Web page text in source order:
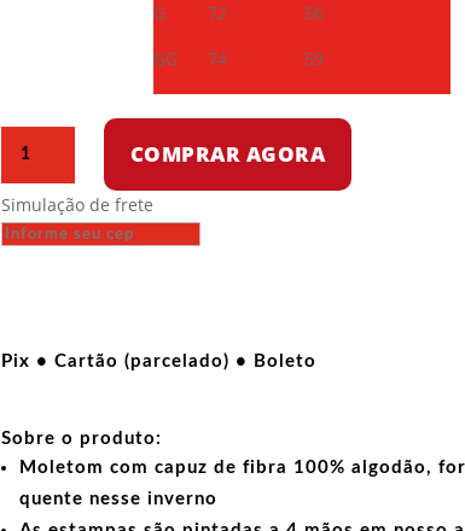
G
72
56
GG
74 59
-
A
a
1917
quantidade
COMPRAR AGORA
Simulação de frete
Pix • Cartão (parcelado) • Boleto
Sobre o produto:
Moletom com capuz de fibra 100% algodão,
quente nesse inverno